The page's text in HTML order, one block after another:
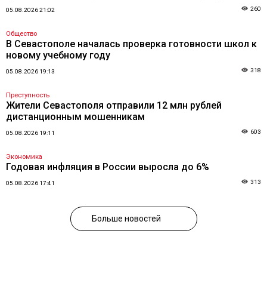
05.08.2026 21:02 260
Общество
В Севастополе началась проверка готовности школ к
новому учебному году
05.08.2026 19:13 318
Преступность
Жители Севастополя отправили 12 млн рублей
дистанционным мошенникам
05.08.2026 19:11 603
Экономика
Годовая инфляция в России выросла до 6%
05.08.2026 17:41 313
Больше новостей